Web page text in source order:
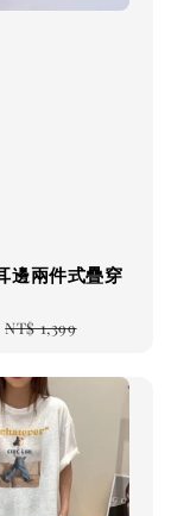
邊兩件式疊穿
Regular
NT$ 1,399